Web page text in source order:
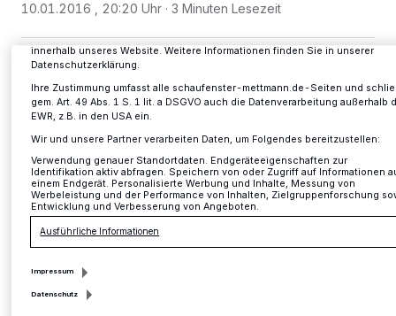
10.01.2016 , 20:20 Uhr 3 Minuten Lesezeit
D en geringeren Investitionskosten stehen
zudem höhere Einnahmen gegenüber:
Den in der eigenen Anlage produzierten
Sonnenstrom selbst zu verbrauchen, ist
aufgrund des im Januar gestiegenen
Strompreises jetzt lohnender. Und die
Menü jederzeit wieder aufrufen, um Ihre Einstellungen zu ändern oder Ihre
Ablehnen am unteren Rand der Webseite klicken. Ihre Einstellungen gelten
innerhalb unseres Website. Weitere Informationen finden Sie in unserer
Datenschutzerklärung.
Ihre Zustimmung umfasst alle schaufenster-mettmann.de-Seiten und
gem. Art. 49 Abs. 1 S. 1 lit. a DSGVO auch die Datenverarbeitung außerhalb
EWR, z.B. in den USA ein.
Wir und unsere Partner verarbeiten Daten, um Folgendes bereitzustellen:
Verwendung genauer Standortdaten. Endgeräteeigenschaften zur
Identifikation aktiv abfragen. Speichern von oder Zugriff auf Informationen
einem Endgerät. Personalisierte Werbung und Inhalte, Messung von
Werbeleistung und der Performance von Inhalten, Zielgruppenforschung
Entwicklung und Verbesserung von Angeboten.
Ausführliche Informationen
Impressum
Datenschutz